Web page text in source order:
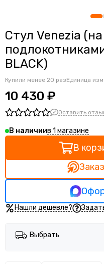
Стул Venezia
BLACK)
Купили менее 20 разЕдиница
10 430 ₽
Оставить
В наличиив 1 магазине
В
Нашли дешевле?
Выбрать